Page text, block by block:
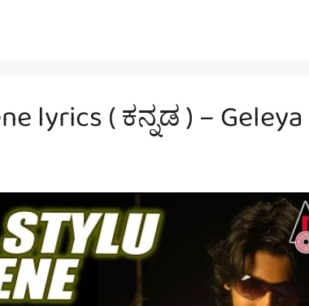
lyrics ( ಕನ್ನಡ ) – Geleya